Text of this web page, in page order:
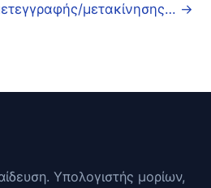
μετακίνησης… →
Υπολογιστής μορίων,